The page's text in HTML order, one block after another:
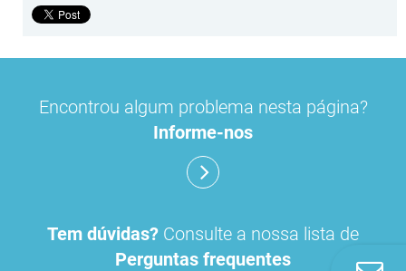
Encontrou algum problema nesta página?
Informe-nos
Tem dúvidas? Consulte a nossa lista de
Perguntas frequentes